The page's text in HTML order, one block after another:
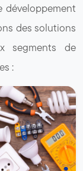
des solutions
segments de
: